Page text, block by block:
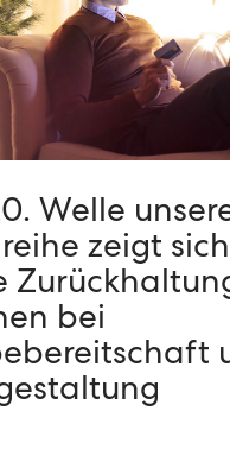
Welle
zeigt
bei